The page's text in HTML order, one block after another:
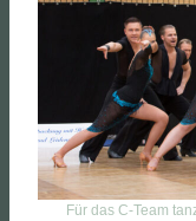
Für das C-Team